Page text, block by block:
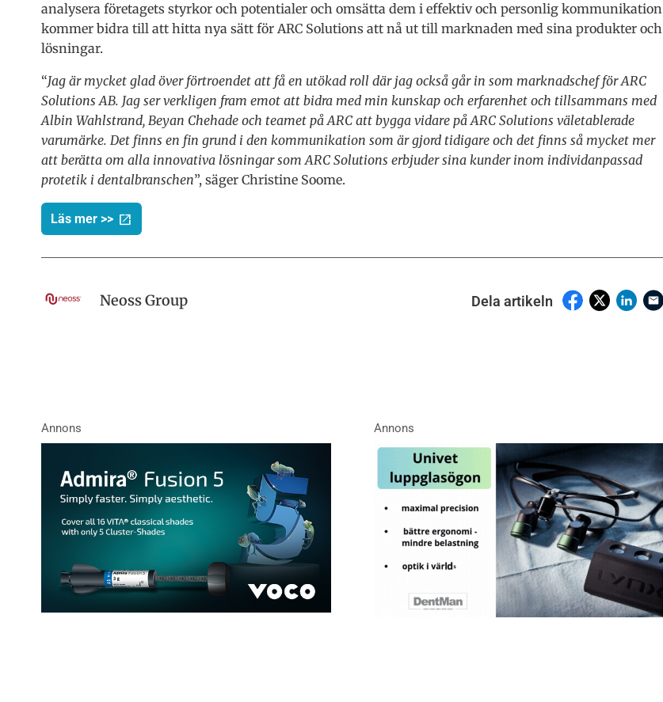
analysera företagets styrkor och potentialer och omsätta dem i effektiv och personlig kommunikation
kommer bidra till att hitta nya sätt för ARC Solutions att nå ut till marknaden med sina produkter och
lösningar.
“Jag är mycket glad över förtroendet att få en utökad roll där jag också går in som marknadschef för ARC
Solutions AB. Jag ser verkligen fram emot att bidra med min kunskap och erfarenhet och tillsammans med
Albin Wahlstrand, Beyan Chehade och teamet på ARC att bygga vidare på ARC Solutions väletablerade
varumärke. Det finns en fin grund i den kommunikation som är gjord tidigare och det finns så mycket mer
att berätta om alla innovativa lösningar som ARC Solutions erbjuder sina kunder inom individanpassad
protetik i dentalbranschen”, säger Christine Soome.
Läs mer >>
Neoss Group Dela artikeln